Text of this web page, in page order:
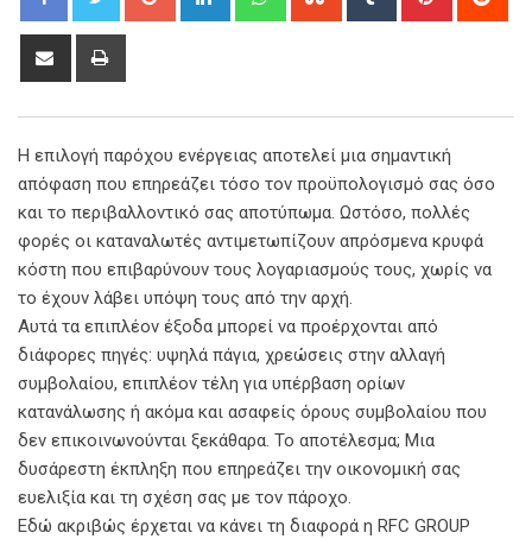
Share
Η επιλογή παρόχου ενέργειας αποτελεί μια σημαντική
απόφαση που επηρεάζει τόσο τον προϋπολογισμό σας όσο
και το περιβαλλοντικό σας αποτύπωμα. Ωστόσο, πολλές
φορές οι καταναλωτές αντιμετωπίζουν απρόσμενα κρυφά
κόστη που επιβαρύνουν τους λογαριασμούς τους, χωρίς να
το έχουν λάβει υπόψη τους από την αρχή.
Αυτά τα επιπλέον έξοδα μπορεί να προέρχονται από
διάφορες πηγές: υψηλά πάγια, χρεώσεις στην αλλαγή
συμβολαίου, επιπλέον τέλη για υπέρβαση ορίων
κατανάλωσης ή ακόμα και ασαφείς όρους συμβολαίου που
δεν επικοινωνούνται ξεκάθαρα. Το αποτέλεσμα; Μια
δυσάρεστη έκπληξη που επηρεάζει την οικονομική σας
ευελιξία και τη σχέση σας με τον πάροχο.
Εδώ ακριβώς έρχεται να κάνει τη διαφορά η RFC GROUP